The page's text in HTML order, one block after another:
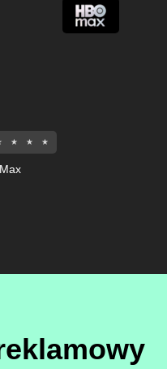
★ ★ ★